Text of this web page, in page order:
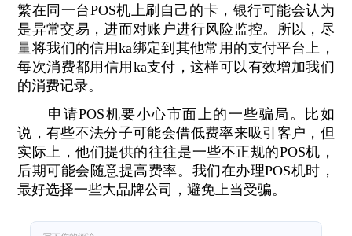
繁在同一台POS机上刷自己的卡，银行可能会认为
是异常交易，进而对账户进行风险监控。所以，尽
量将我们的信用ka绑定到其他常用的支付平台上，
每次消费都用信用ka支付，这样可以有效增加我们
的消费记录。
申请POS机要小心市面上的一些骗局。比如
说，有些不法分子可能会借低费率来吸引客户，但
实际上，他们提供的往往是一些不正规的POS机，
后期可能会随意提高费率。我们在办理POS机时，
最好选择一些大品牌公司，避免上当受骗。